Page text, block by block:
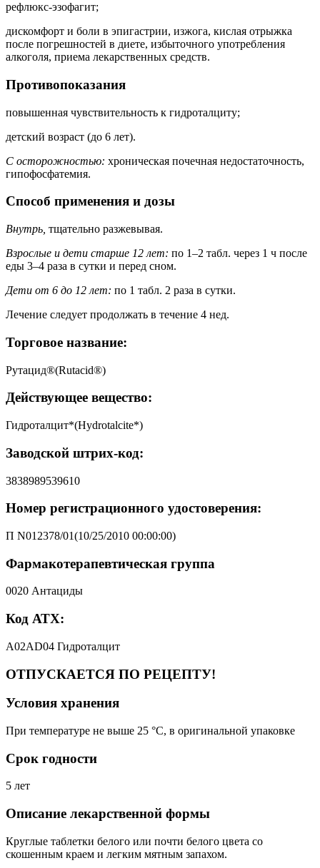
рефлюкс-эзофагит;
дискомфорт и боли в эпигастрии, изжога, кислая отрыжка
после погрешностей в диете, избыточного употребления
алкоголя, приема лекарственных средств.
Противопоказания
повышенная чувствительность к гидроталциту;
детский возраст (до 6 лет).
С осторожностью: хроническая почечная недостаточность,
гипофосфатемия.
Способ применения и дозы
Внутрь, тщательно разжевывая.
Взрослые и дети старше 12 лет: по 1–2 табл. через 1 ч после
еды 3–4 раза в сутки и перед сном.
Дети от 6 до 12 лет: по 1 табл. 2 раза в сутки.
Лечение следует продолжать в течение 4 нед.
Торговое название:
Рутацид®(Rutacid®)
Действующее вещество:
Гидроталцит*(Hydrotalcite*)
Заводской штрих-код:
3838989539610
Номер регистрационного удостоверения:
П N012378/01(10/25/2010 00:00:00)
Фармакотерапевтическая группа
0020 Антациды
Код АТХ:
A02AD04 Гидроталцит
ОТПУСКАЕТСЯ ПО РЕЦЕПТУ!
Условия хранения
При температуре не выше 25 °C, в оригинальной упаковке
Срок годности
5 лет
Описание лекарственной формы
Круглые таблетки белого или почти белого цвета со
скошенным краем и легким мятным запахом.